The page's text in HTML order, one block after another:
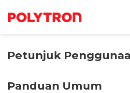
Petunjuk
Panduan Umum